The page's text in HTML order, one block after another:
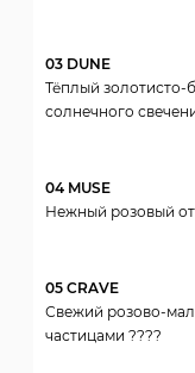
03 DUNE
Тёплый золотисто-
солнечного
04 MUSE
Нежный розовый
05 CRAVE
Свежий розово-
частицами ????